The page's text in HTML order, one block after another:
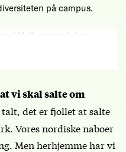
på campus.
Heiberg med sin
vi skal salte om
det er fjollet at salte
Vores nordiske naboer
Men herhjemme har vi